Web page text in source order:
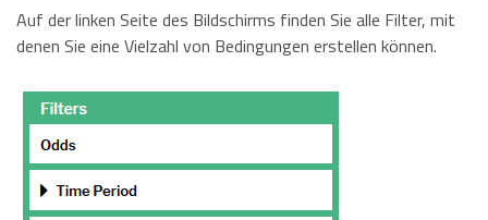
Auf der linken Seite des Bildschirms finden Sie alle Filter, mit
denen Sie eine Vielzahl von Bedingungen erstellen können.